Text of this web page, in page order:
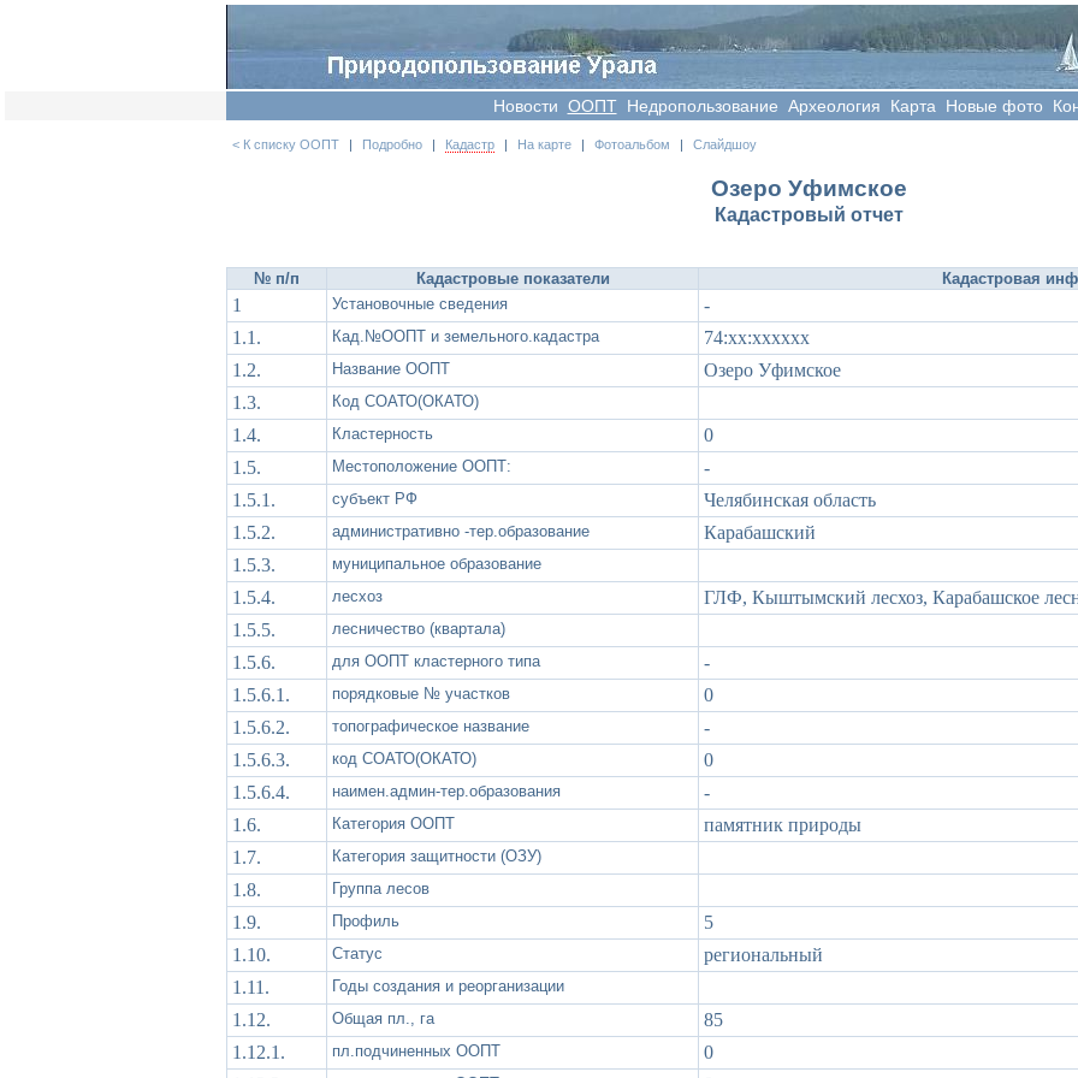
Новости OOПT Недропользование Археология Карта Новые фото
< К списку ООПТ | Подробно | Кадастр | На карте | Фотоальбом | Слайдшоу
Озеро Уфимское
Кадастровый отчет
№ п/п Кадастровые показатели Кадастровая
1 Установочные сведения
-
1.1.
Кад.№ООПТ и земельного.кадастра
74:xx:xxxxxx
1.2.
Название ООПТ
Озеро Уфимское
1.3.
Код СОАТО(ОКАТО)
1.4. Кластерность
0
1.5.
Местоположение ООПТ:
-
1.5.1.
субъект РФ
Челябинская область
1.5.2.
административно -тер.образование
Карабашский
1.5.3.
муниципальное образование
1.5.4. лесхоз
ГЛФ, Кыштымский лесхоз, Карабашское
1.5.5.
лесничество (квартала)
1.5.6. для ООПТ кластерного типа
-
1.5.6.1.
порядковые № участков
0
1.5.6.2.
топографическое название
-
1.5.6.3.
код СОАТО(ОКАТО)
0
1.5.6.4.
наимен.админ-тер.образования
-
1.6.
Категория ООПТ
памятник природы
1.7.
Категория защитности (ОЗУ)
1.8. Группа лесов
1.9. Профиль
5
1.10.
Статус
региональный
1.11.
Годы создания и реорганизации
1.12. Общая пл., га
85
1.12.1.
пл.подчиненных ООПТ
0